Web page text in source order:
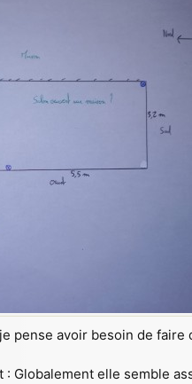
pense avoir besoin de
: Globalement elle semble